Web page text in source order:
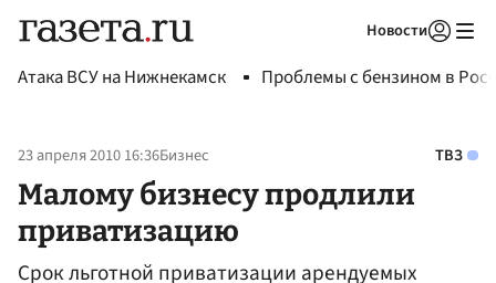
Новости
Атака ВСУ на Нижнекамск Проблемы с бензином в
23 апреля 2010 16:36Бизнес ТВЗ
Малому бизнесу продлили
приватизацию
Срок льготной приватизации арендуемых